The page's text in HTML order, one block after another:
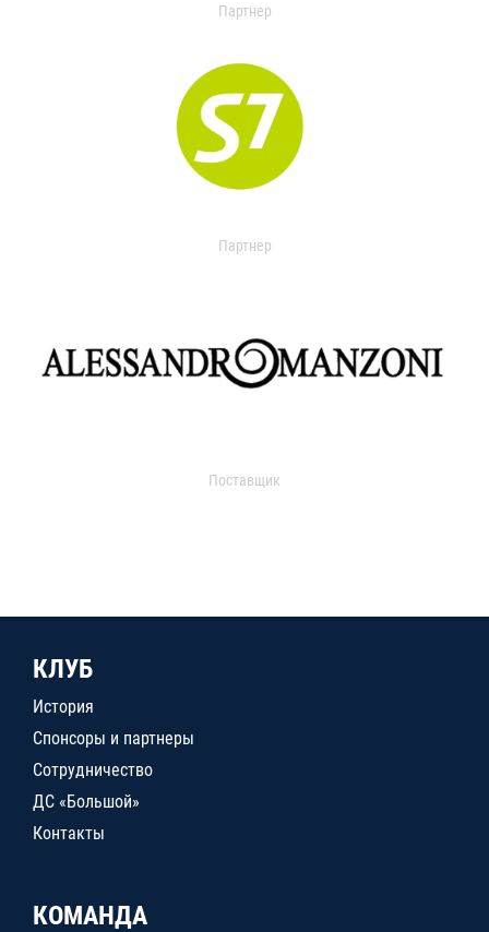
Партнер
Партнер
Поставщик
КЛУБ
История
Спонсоры и партнеры
Сотрудничество
ДС «Большой»
Контакты
КОМАНДА